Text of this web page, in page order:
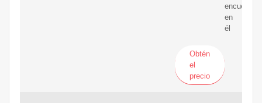
encuentran
en
él
Obtén
el
precio